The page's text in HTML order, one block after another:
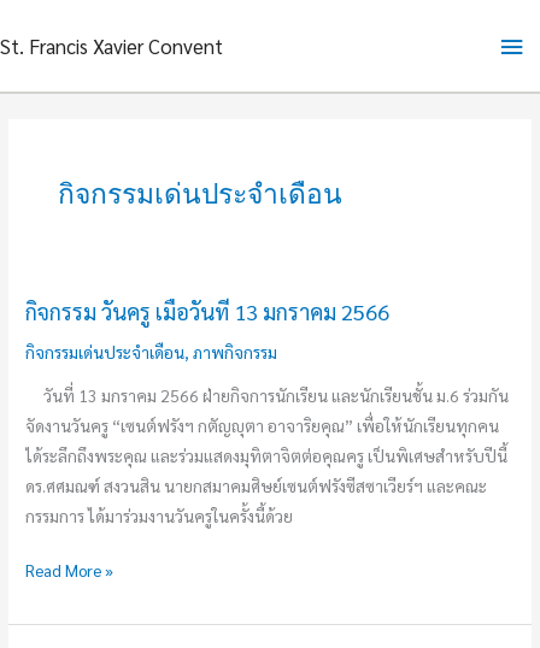
to
St. Francis Xavier Convent
กิจกรรมเด่นประจำเดือน
กิจกรรม วันครู เมื่อวันที่ 13 มกราคม 2566
กิจกรรมเด่นประจำเดือน,ภาพกิจกรรม
วันที่ 13 มกราคม 2566 ฝ่ายกิจการนักเรียน และนักเรียนชั้น ม.6 ร่วมกัน
จัดงานวันครู “เซนต์ฟรังฯ กตัญญุตา อาจาริยคุณ” เพื่อให้นักเรียนทุกคน
ได้ระลึกถึงพระคุณ และร่วมแสดงมุทิตาจิตต่อคุณครู เป็นพิเศษสำหรับปีนี้
ดร.ศศมณฑ์ สงวนสิน นายกสมาคมศิษย์เซนต์ฟรังซีสซาเวียร์ฯ และคณะ
กรรมการ ได้มาร่วมงานวันครูในครั้งนี้ด้วย
กิจกรรม
วันครู
วัน
ที่
13
มกราคม
2566
Read More »